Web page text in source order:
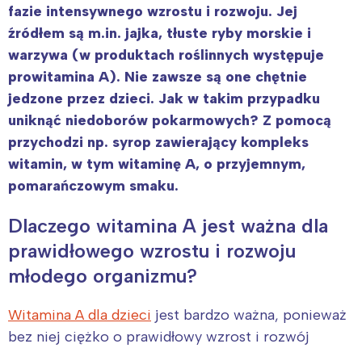
fazie intensywnego wzrostu i rozwoju. Jej
źródłem są m.in. jajka, tłuste ryby morskie i
warzywa (w produktach roślinnych występuje
prowitamina A). Nie zawsze są one chętnie
jedzone przez dzieci. Jak w takim przypadku
uniknąć niedoborów pokarmowych? Z pomocą
przychodzi np. syrop zawierający kompleks
witamin, w tym witaminę A, o przyjemnym,
pomarańczowym smaku.
Dlaczego witamina A jest ważna dla
prawidłowego wzrostu i rozwoju
młodego organizmu?
Witamina A dla dzieci jest bardzo ważna, ponieważ
bez niej ciężko o prawidłowy wzrost i rozwój